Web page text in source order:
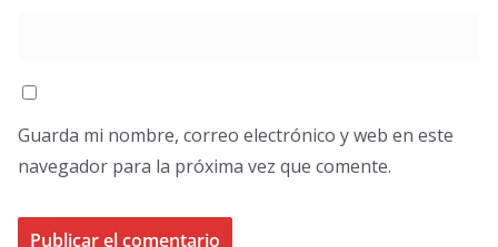
Guarda mi nombre, correo electrónico y web en este
navegador para la próxima vez que comente.